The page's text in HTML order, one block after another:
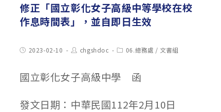
修正「國立彰化女子高級中等學校在校
作息時間表」，並自即日生效
Post2023-02-10
Post
author:
chgshdoc
Post06.總務處 / 文書組
國立彰化女子高級中學 函
發文日期：中華民國112年2月10日